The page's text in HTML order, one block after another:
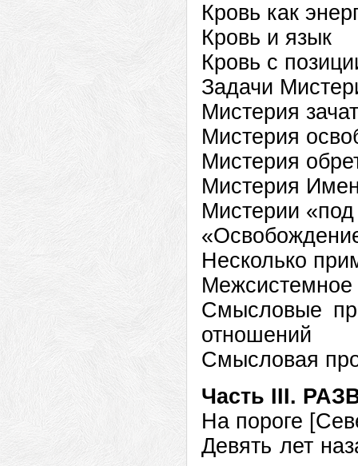
Кровь как
Кровь и язык
Кровь с
Задачи
Мистерия
Мистерия
Мистерия
Мистерия
Мистерии
Несколько
Смысловые
Смысловая
Часть III.
На пороге
Девять лет